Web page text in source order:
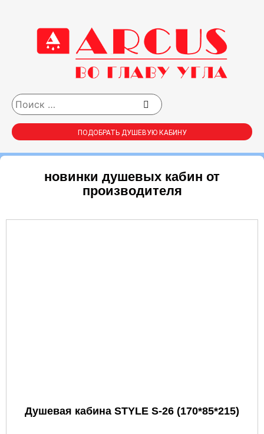
ПОДОБРАТЬ ДУШЕВУЮ КАБИНУ
новинки душевых кабин от
производителя
Душевая кабина STYLE S-26 (170*85*215)